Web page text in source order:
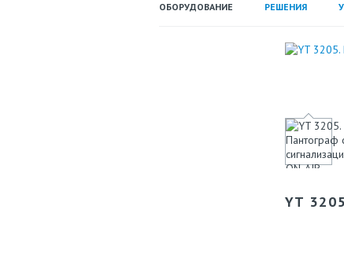
ОБОРУДОВАНИЕ РЕШЕНИЯ
YT